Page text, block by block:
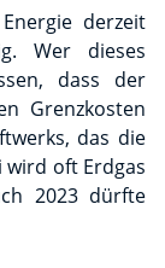
derzeit
Wer dieses
dass der
Grenzkosten
das die
wird oft Erdgas
2023 dürfte